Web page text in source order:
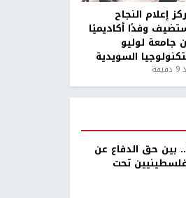
إعلام النجاح
وفدًا أكاديميًا
جامعة لوليو
السويدية
بين حق الدفاع عن
تحت